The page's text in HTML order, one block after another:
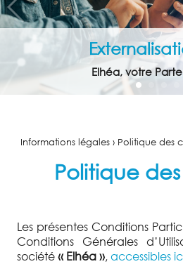
ACCUEIL
ENTRETIENS
PROFESSIONNELS
FORMATION
ACTUALITÉS
Elhéa, votre
Informations légales › Politique des
Politique
Les présentes Conditions
Conditions Générales
société‹‹ Elhéa ››,accessibles